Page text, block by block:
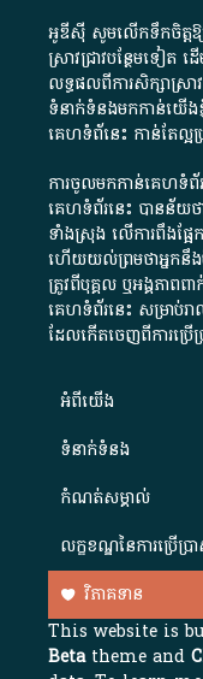
អូឌីស៊ី សូមលើកទឹកចិត្តឱ្យ
ស្រាវជ្រាវបន្ថែមទៀត
លទ្ធផលពីការសិក្សាស្រា
ទំនាក់ទំនងមកកាន់យើង
គេហទំព័នេះ កាន់តែល្អ
ការចូលមកកាន់គេហទំព័
គេហទំព័រនេះ បានន័យ
ទាំងស្រុង លើការពឹងផ្អ
ហើយយល់ព្រមថាអ្នកនឹង
ត្រូវពីបុគ្គល ឬអង្គភាពព
គេហទំព័រនេះ សម្រាប់រ
ដែលកើតចេញពីការប្រើ
អំពី​យើង​
ទំនាក់ទំនង
កំណត់សម្គាល់
លក្ខខណ្ឌនៃការប្រើប្រ
វិភាគទាន
This website is
Betatheme and